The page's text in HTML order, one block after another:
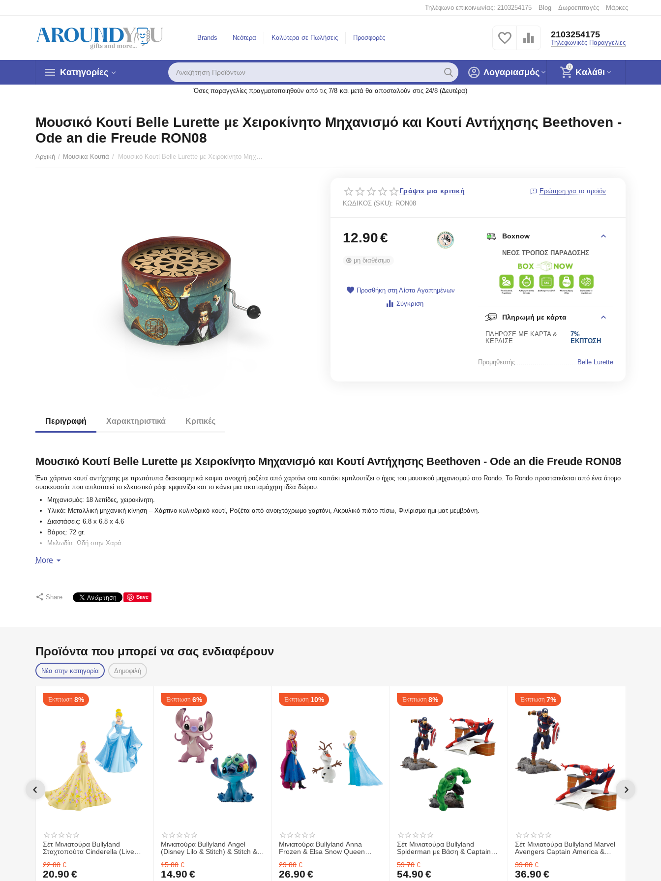
Τηλέφωνο επικοινωνίας: 2103254175 Blog Δωροεπιταγές Μάρκες
Brands Νεότερα Καλύτερα σε Πωλήσεις Προσφορές 2103254175
Τηλεφωνικές Παραγγελίες
Κατηγορίες
0
Καλάθι
Λογαριασμός
Όσες παραγγελίες πραγματοποιηθούν από τις 7/8 και μετά θα αποσταλούν στις 24/8 (Δευτέρα)
Μουσικό Κουτί Belle Lurette με Χειροκίνητο Μηχανισμό και Κουτί Αντήχησης Beethoven -
Ode an die Freude RON08
Αρχική / Μουσικα Κουτιά / Μουσικό Κουτί Belle Lurette με Χειροκίνητο Μηχανισμό και Κουτί Αντήχησης Beethoven - Ode an die Freude RON08
Γράψτε μια κριτική
Ερώτηση για το προϊόν
ΚΩΔΙΚΟΣ (SKU): RON08
12.90€
μη διαθέσιμο
Προσθήκη στη Λίστα Αγαπημένων
Σύγκριση
Boxnow
ΝΕΟΣ ΤΡΟΠΟΣ ΠΑΡΑΔΟΣΗΣ
Πληρωμή με κάρτα
ΠΛΗΡΩΣΕ ΜΕ ΚΑΡΤΑ &
ΚΕΡΔΙΣΕ
7%
ΕΚΠΤΩΣΗ
Προμηθευτής Belle Lurette
Περιγραφή Χαρακτηριστικά Κριτικές
Μουσικό Κουτί Belle Lurette με Χειροκίνητο Μηχανισμό και Κουτί Αντήχησης Beethoven - Ode an die Freude RON08
Ένα χάρτινο κουτί αντήχησης με πρωτότυπα διακοσμητικά καιμια ανοιχτή ροζέτα από χαρτόνι στο καπάκι εμπλουτίζει ο ήχος του μουσικού μηχανισμού στο Rondo. Το Rondo προστατεύεται από ένα άτομο
συσκευασία που απλοποιεί το ελκυστικό ράφι εμφανίζει και το κάνει μια ακαταμάχητη ιδέα δώρου.
Μηχανισμός: 18 λεπίδες, χειροκίνητη.
Υλικά: Μεταλλική μηχανική κίνηση – Χάρτινο κυλινδρικό κουτί, Ροζέτα από ανοιχτόχρωμο χαρτόνι, Ακρυλικό πιάτο πίσω, Φινίρισμα ημι-ματ μεμβράνη.
Διαστάσεις: 6.8 x 6.8 x 4.6
Βάρος: 72 gr.
Μελωδία: Ωδή στην Χαρά.
More
Share Save
Προϊόντα που μπορεί να σας ενδιαφέρουν
Νέα στην κατηγορία Δημοφιλή
Έκπτωση 8%
Σέτ Μινιατούρα Bullyland
Σταχτοπούτα Cinderella (Live
Cinderella
22.80 €
20.90 €
Έκπτωση 6%
Μινιατούρα Bullyland Angel
(Disney Lilo & Stitch) & Stitch &
15.80 €
14.90 €
Έκπτωση 10%
Μινιατούρα Bullyland Anna
Frozen & Elsa Snow Queen
29.80 €
26.90 €
Έκπτωση 8%
Σέτ Μινιατούρα Bullyland
Spiderman με Βάση & Captain
Avengers)
59.70 €
54.90 €
Έκπτωση 7%
Σέτ Μινιατούρα Bullyland Marvel
Avengers Captain America &
39.80 €
36.90 €